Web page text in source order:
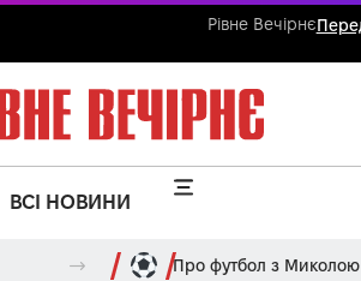
Рівне Вечірнє
ВСІ НОВИНИ
Про футбол з